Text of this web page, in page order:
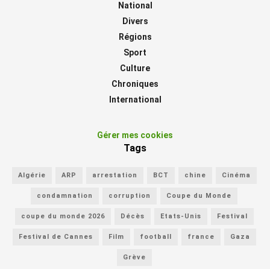
National
Divers
Régions
Sport
Culture
Chroniques
International
Gérer mes cookies
Tags
Algérie ARP arrestation BCT chine Cinéma
condamnation corruption Coupe du Monde
coupe du monde 2026 Décès Etats-Unis Festival
Festival de Cannes Film football france Gaza
Grève